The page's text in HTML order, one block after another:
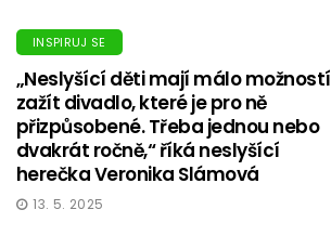
INSPIRUJ SE
„Neslyšící děti mají málo možností
zažít divadlo, které je pro ně
přizpůsobené. Třeba jednou nebo
dvakrát ročně,“ říká neslyšící
herečka Veronika Slámová
13. 5. 2025